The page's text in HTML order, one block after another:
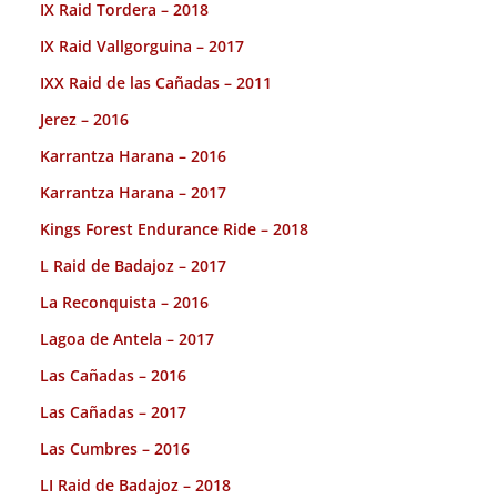
IX Raid Tordera – 2018
IX Raid Vallgorguina – 2017
IXX Raid de las Cañadas – 2011
Jerez – 2016
Karrantza Harana – 2016
Karrantza Harana – 2017
Kings Forest Endurance Ride – 2018
L Raid de Badajoz – 2017
La Reconquista – 2016
Lagoa de Antela – 2017
Las Cañadas – 2016
Las Cañadas – 2017
Las Cumbres – 2016
LI Raid de Badajoz – 2018